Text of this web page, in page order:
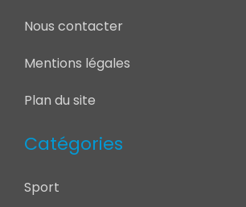
Nous contacter
Mentions légales
Plan du site
Catégories
Sport